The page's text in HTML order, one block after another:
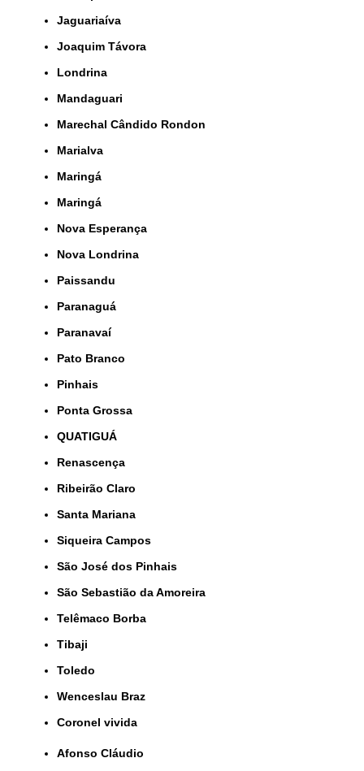
Jaguariaíva
Joaquim Távora
Londrina
Mandaguari
Marechal Cândido Rondon
Marialva
Maringá
Maringá
Nova Esperança
Nova Londrina
Paissandu
Paranaguá
Paranavaí
Pato Branco
Pinhais
Ponta Grossa
QUATIGUÁ
Renascença
Ribeirão Claro
Santa Mariana
Siqueira Campos
São José dos Pinhais
São Sebastião da Amoreira
Telêmaco Borba
Tibaji
Toledo
Wenceslau Braz
coronel vivida
Afonso Cláudio